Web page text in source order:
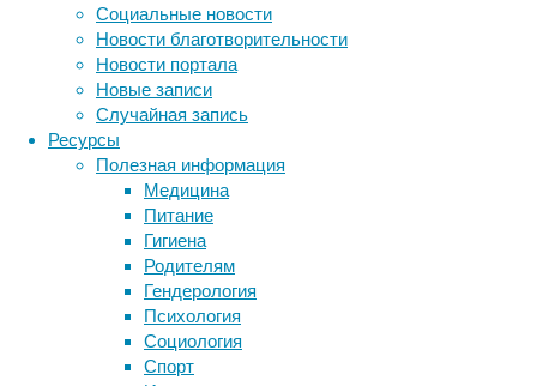
Социальные новости
Новости благотворительности
Новости портала
Новые записи
Случайная запись
Ресурсы
Полезная информация
Медицина
Питание
Гигиена
Родителям
Гендерология
Психология
Социология
Спорт
Ученые
поставили
участников
экспериментов
в
ситуацию
сложного
морального
выбора:
нужно
было
решить,
Метки